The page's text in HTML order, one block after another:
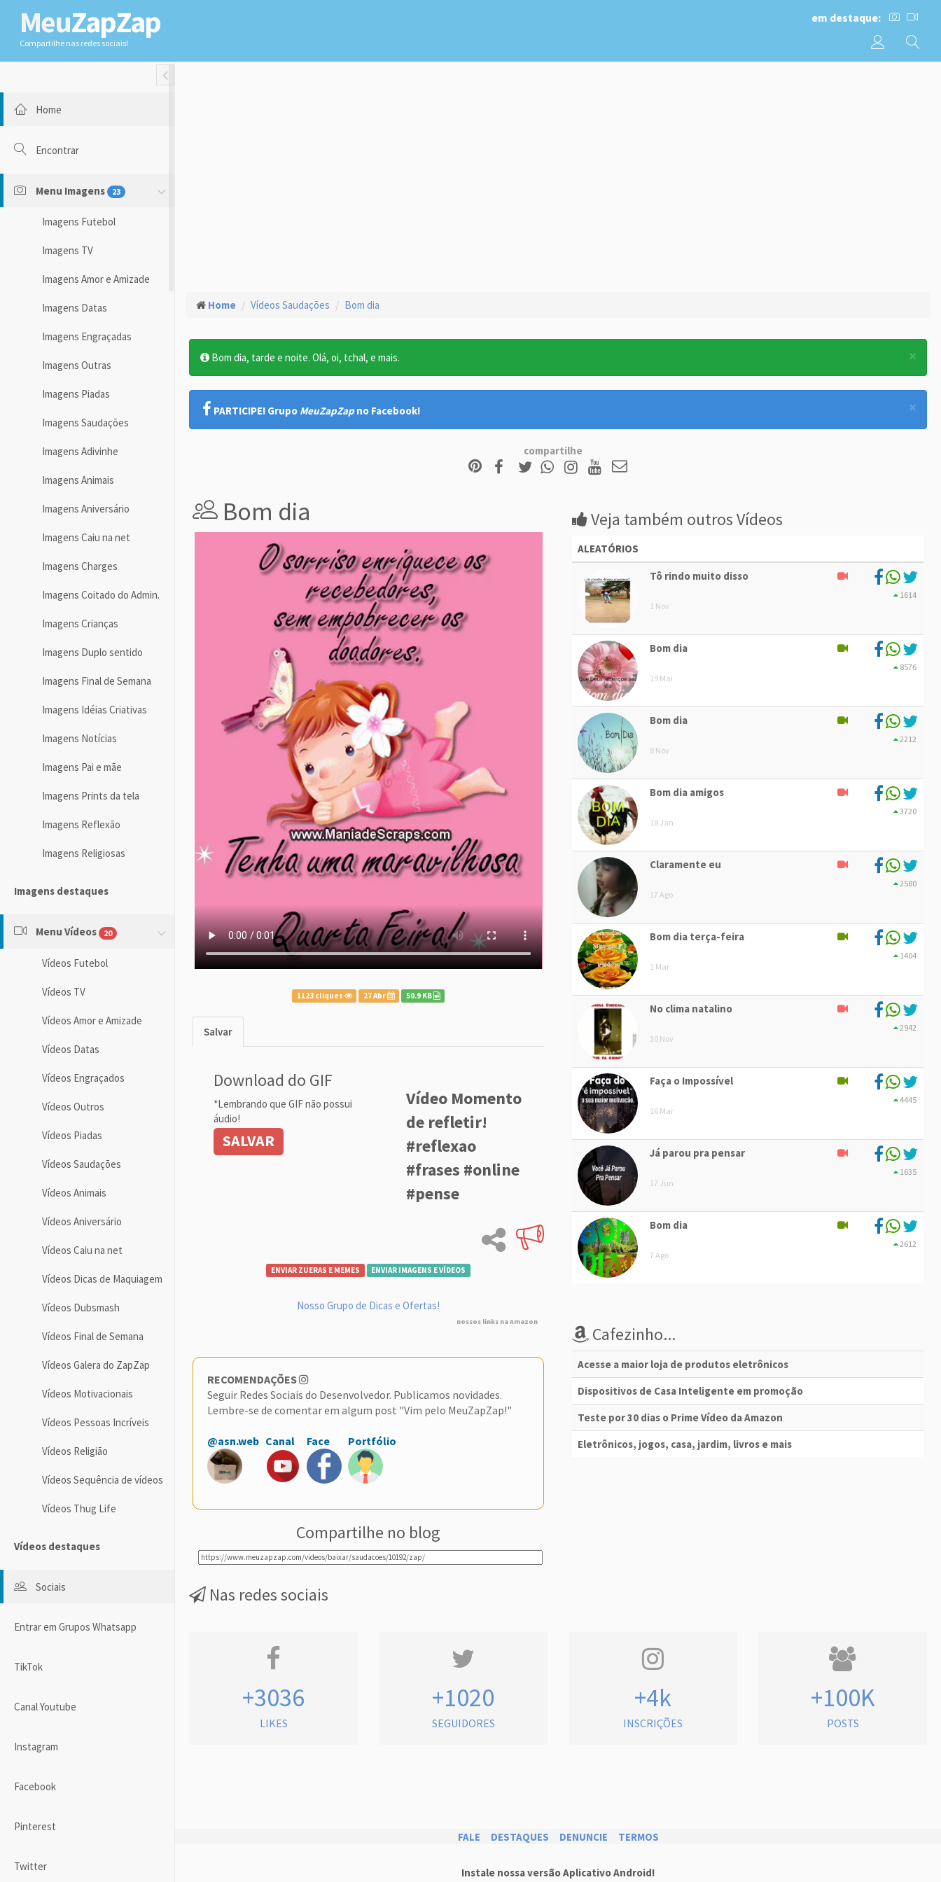
MeuZapZap
Compartilhe nas redes sociais!
em destaque:
Toggle Fullwidth
Home
Encontrar
Menu Imagens 23
Imagens Futebol
Imagens TV
Imagens Amor e Amizade
Imagens Datas
Imagens Engraçadas
Imagens Outras
Imagens Piadas
Imagens Saudações
Imagens Adivinhe
Imagens Animais
Imagens Aniversário
Imagens Caiu na net
Imagens Charges
Imagens Coitado do Admin.
Imagens Crianças
Imagens Duplo sentido
Imagens Final de Semana
Imagens Idéias Criativas
Imagens Notícias
Imagens Pai e mãe
Imagens Prints da tela
Imagens Reflexão
Imagens Religiosas
Imagens destaques
Menu Vídeos 20
Vídeos Futebol
Vídeos TV
Vídeos Amor e Amizade
Vídeos Datas
Vídeos Engraçados
Vídeos Outros
Vídeos Piadas
Vídeos Saudações
Vídeos Animais
Vídeos Aniversário
Vídeos Caiu na net
Vídeos Dicas de Maquiagem
Vídeos Dubsmash
Vídeos Final de Semana
Vídeos Galera do ZapZap
Vídeos Motivacionais
Vídeos Pessoas Incríveis
Vídeos Religião
Vídeos Sequência de vídeos
Vídeos Thug Life
Vídeos destaques
Sociais
Entrar em Grupos Whatsapp
TikTok
Canal Youtube
Instagram
Facebook
Pinterest
Twitter
Home Vídeos Saudações Bom dia
×
Bom dia, tarde e noite. Olá, oi, tchal, e mais.
×
PARTICIPE! Grupo MeuZapZap no Facebook!
compartilhe
Bom dia
1123 cliques 27 Abr 50.9 KB
Salvar
Download do GIF
*Lembrando que GIF não possui
áudio!
SALVAR
Vídeo Momento
de refletir!
#reflexao
#frases #online
#pense
ENVIAR ZUERAS E MEMES ENVIAR IMAGENS E VÍDEOS
Nosso Grupo de Dicas e Ofertas!
nossos links na Amazon
RECOMENDAÇÕES
Seguir Redes Sociais do Desenvolvedor. Publicamos novidades.
Lembre-se de comentar em algum post "Vim pelo MeuZapZap!"
@asn.web Canal Face Portfólio
Compartilhe no blog
Veja também outros Vídeos
ALEATÓRIOS
Tô rindo muito disso
1 Nov
1614
Bom dia
19 Mai
8576
Bom dia
8 Nov
2212
Bom dia amigos
18 Jan
3720
Claramente eu
17 Ago
2580
Bom dia terça-feira
1 Mar
1404
No clima natalino
30 Nov
2942
Faça o Impossível
16 Mar
4445
Já parou pra pensar
17 Jun
1635
Bom dia
7 Ago
2612
Cafezinho...
Acesse a maior loja de produtos eletrônicos
Dispositivos de Casa Inteligente em promoção
Teste por 30 dias o Prime Vídeo da Amazon
Eletrônicos, jogos, casa, jardim, livros e mais
Nas redes sociais
+3036
LIKES
+1020
SEGUIDORES
+4k
INSCRIÇÕES
+100K
POSTS
FALE DESTAQUES DENUNCIE TERMOS
Instale nossa versão Aplicativo Android!